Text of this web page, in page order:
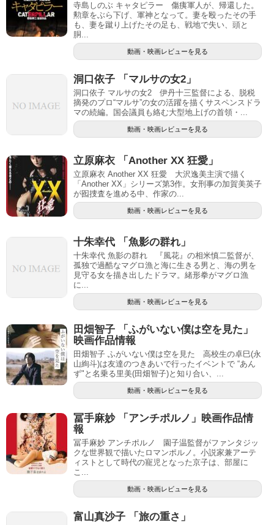
寺島しのぶ キャタピラー 傷痍軍人が、帰還した。
勲章をぶら下げ、軍神となって。妻を殴ったその手
も、妻を蹴り上げたその足も、戦地で失い、頭と
胴...
動画・映画レビューを見る
洞口依子 「マルサの女2」
洞口依子 マルサの女2 伊丹十三監督による、脱税
摘発のプロ“マルサ”の女の活躍を描くサスペンスドラ
マの続編。国会議員も絡む大型地上げの首領・...
動画・映画レビューを見る
立原麻衣 「Another XX 狂愛」
立原麻衣 Another XX 狂愛 大沢逸美主演で描く
「Another XX」シリーズ第3作。女刑事の加賀美英子
が囮捜査を進める中、作家の...
動画・映画レビューを見る
十朱幸代 「魚影の群れ」
十朱幸代 魚影の群れ 『風花』の相米慎二監督が、
孤独で過酷なマグロ漁と海に生きる男と、海の男を
見守る女を描き出したドラマ。緒形拳がマグロ漁
に...
動画・映画レビューを見る
田畑智子 「ふがいない僕は空を見た」
映画作品情報
田畑智子 ふがいない僕は空を見た 高校生の卓巳(永
山絢斗)は友達のつきあいで行ったイベントで “あん
ず"と名乗る里美(田畑智子)と知り合い、...
動画・映画レビューを見る
冨手麻妙 「アンチポルノ」映画作品情
報
冨手麻妙 アンチポルノ 園子温監督がファンタジッ
クな世界観で描いたロマンポルノ。小説家兼アーテ
ィストとして時代の寵児となった京子は、部屋に
こ...
動画・映画レビューを見る
富山真沙子 「旅の重さ」